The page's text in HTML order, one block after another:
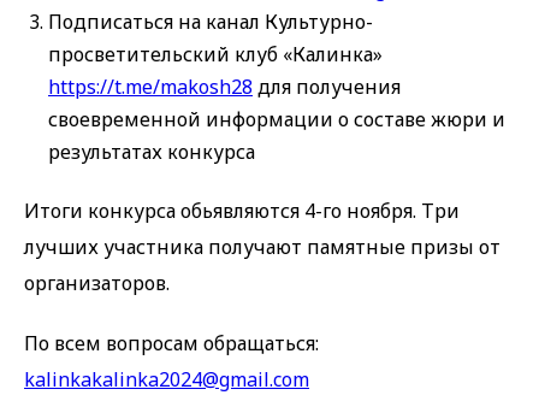
Подписаться на канал Культурно-
просветительский клуб «Калинка»
https://t.me/makosh28 для получения
своевременной информации о составе жюри и
результатах конкурса
Итоги конкурса обьявляются 4-го ноября. Три
лучших участника получают памятные призы от
организаторов.
По всем вопросам обращаться:
kalinkakalinka2024@gmail.com